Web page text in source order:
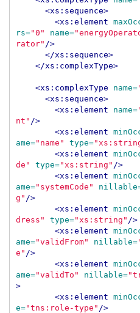
<xs:sequence>
<xs:element
rs="0" name=
rator" />
</xs:sequence>
</xs:complexType>
<xs:complexType name=
<xs:sequence>
<xs:element
name=
nt" />
<xs:element
ame="name" type=
<xs:element
de"
type="xs:string" />
<xs:element
ame="systemCode"
g" />
<xs:element
dress"
type="xs:string" />
<xs:element
ame="validFrom" nillable=
e" />
<xs:element
ame="validTo" nillable=
>
<xs:element
e="tns:role-type" />